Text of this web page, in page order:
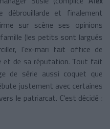
débrouillarde et finalement
sur scène ses opinions
(les petits sont largués
l’ex-mari fait office de
et de sa réputation. Tout fait
de série aussi coquet que
justement avec certaines
le patriarcat. C’est décidé :